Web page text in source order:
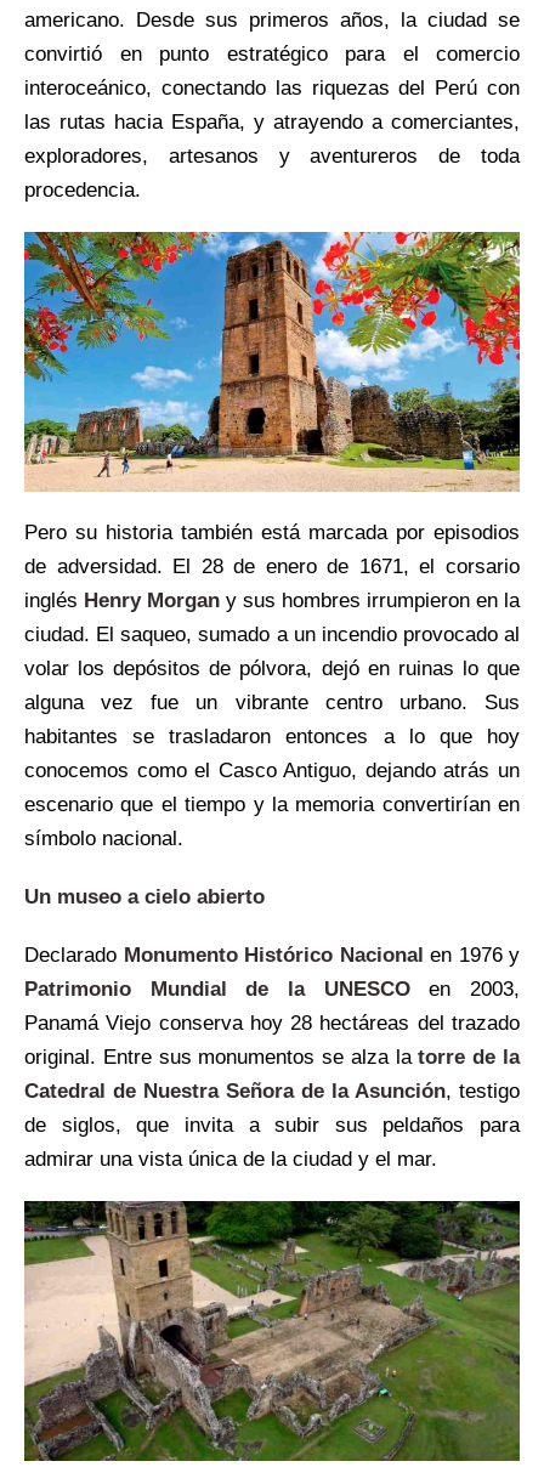
americano. Desde sus primeros años, la ciudad se
convirtió en punto estratégico para el comercio
interoceánico, conectando las riquezas del Perú con
las rutas hacia España, y atrayendo a comerciantes,
exploradores, artesanos y aventureros de toda
procedencia.
Pero su historia también está marcada por episodios
de adversidad. El 28 de enero de 1671, el corsario
inglés Henry Morgan y sus hombres irrumpieron en la
ciudad. El saqueo, sumado a un incendio provocado al
volar los depósitos de pólvora, dejó en ruinas lo que
alguna vez fue un vibrante centro urbano. Sus
habitantes se trasladaron entonces a lo que hoy
conocemos como el Casco Antiguo, dejando atrás un
escenario que el tiempo y la memoria convertirían en
símbolo nacional.
Un museo a cielo abierto
Declarado Monumento Histórico Nacional en 1976 y
Patrimonio Mundial de la UNESCOen 2003,
Panamá Viejo conserva hoy 28 hectáreas del trazado
original. Entre sus monumentos se alza latorre de la
Catedral de Nuestra Señora de la Asunción, testigo
de siglos, que invita a subir sus peldaños para
admirar una vista única de la ciudad y el mar.